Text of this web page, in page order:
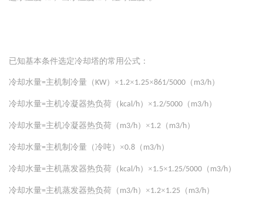
已知基本条件选定冷却塔的常用公式：
冷却水量=主机制冷量（ KW）×1.2×1.25×861/5000 （ m3/h）
冷却水量=主机冷凝器热负荷（ kcal/h）×1.2/5000 （ m3/h）
冷却水量=主机冷凝器热负荷（ m3/h）×1.2 （ m3/h）
冷却水量=主机制冷量（冷吨）×0.8 （ m3/h）
冷却水量=主机蒸发器热负荷（ kcal/h）×1.5×1.25/5000 （ m3/h）
冷却水量=主机蒸发器热负荷（ m3/h）×1.2×1.25 （ m3/h）